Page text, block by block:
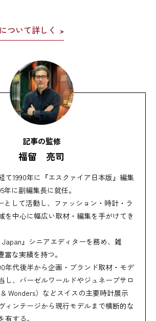
ついて詳しく
記事の監修
福留 亮司
て1990年に『エスクァイア日本版』編集
年に副編集長に就任。
として活動し、ファッション・時計・ラ
を中心に幅広い取材・編集を手がけてき
Japan』シニアエディターを務め、雑
富な実績を持つ。
年代後半から企画・ブランド取材・モデ
し、バーゼルワールドやジュネーブサロ
Wonders）などスイスの主要時計展示
ィンテージから現行モデルまで横断的な
する。